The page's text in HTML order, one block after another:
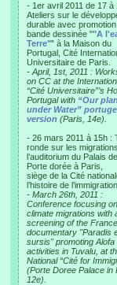
- 1er avril 2011 de 17 à
Ateliers sur le
durable avec
bande dessinée ""A
Terre"" à la Maison du
Portugal, Cité
Universitaire de Paris.
- April, 1st, 2011 :
on CC at the
“Cité Universitaire”’s
Portugal with “Our
under Water”
version (Paris, 14e).
- 26 mars 2011 à 15h :
ronde sur les
l’auditorium du Palais
Porte dorée à Paris,
siège de la Cité
l’histoire de l’immigration.
- March 26th, 2011 :
Conference focusing on
climate migrations with
screening of the
documentary "Paradis
sursis" promoting Alofa
activities in Tuvalu, at
National “Cité for
(Porte Doree Palace in
12e).